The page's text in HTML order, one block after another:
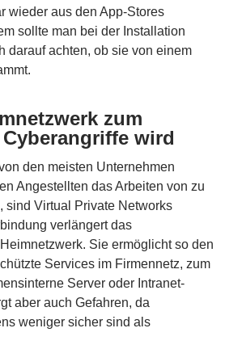
wieder aus den App-Stores
sollte man bei der Installation
darauf achten, ob sie von einem
zum
wird
den meisten Unternehmen
Angestellten das Arbeiten von zu
sind Virtual Private Networks
verlängert das
Sie ermöglicht so den
Services im Firmennetz, zum
Server oder Intranet-
aber auch Gefahren, da
weniger sicher sind als